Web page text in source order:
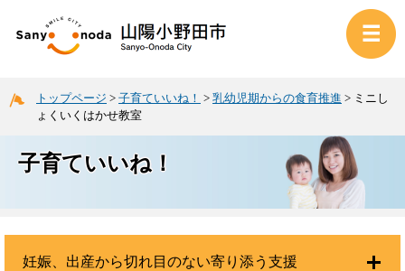
トップページ > 子育ていいね！ > 乳幼児期からの食育推進 > ミニし
ょくいくはかせ教室
子育ていいね！
妊娠、出産から切れ目のない寄り添う支援